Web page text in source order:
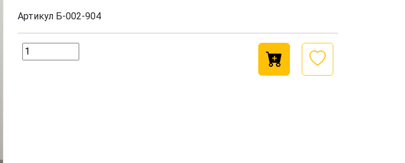
Артикул Б-002-904